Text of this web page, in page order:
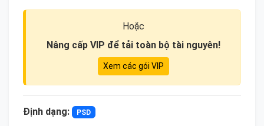
Hoặc
Nâng cấp VIP để tải toàn bộ tài nguyên!
Xem các gói VIP
Định dạng: PSD